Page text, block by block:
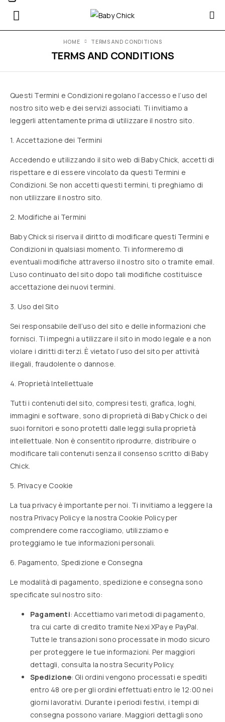
TERMS AND CONDITIONS
HOME TERMS AND CONDITIONS
Questi Termini e Condizioni regolano l’accesso e l’uso del
nostro sito web e dei servizi associati. Ti invitiamo a
leggerli attentamente prima di utilizzare il nostro sito.
1. Accettazione dei Termini
Accedendo e utilizzando il sito web di Baby Chick, accetti di
rispettare e di essere vincolato da questi Termini e
Condizioni. Se non accetti questi termini, ti preghiamo di
non utilizzare il nostro sito.
2. Modifiche ai Termini
Baby Chick si riserva il diritto di modificare questi Termini e
Condizioni in qualsiasi momento. Ti informeremo di
eventuali modifiche attraverso il nostro sito o tramite email.
L’uso continuato del sito dopo tali modifiche costituisce
accettazione dei nuovi termini.
3. Uso del Sito
Sei responsabile dell’uso del sito e delle informazioni che
fornisci. Ti impegni a utilizzare il sito in modo legale e a non
violare i diritti di terzi. È vietato l’uso del sito per attività
illegali, fraudolente o dannose.
4. Proprietà Intellettuale
Tutti i contenuti del sito, compresi testi, grafica, loghi,
immagini e software, sono di proprietà di Baby Chick o dei
suoi fornitori e sono protetti dalle leggi sulla proprietà
intellettuale. Non è consentito riprodurre, distribuire o
modificare tali contenuti senza il consenso scritto di Baby
Chick.
5. Privacy e Cookie
La tua privacy è importante per noi. Ti invitiamo a leggere la
nostraPrivacy Policye la nostra Cookie Policyper
comprendere come raccogliamo, utilizziamo e
proteggiamo le tue informazioni personali.
6. Pagamento, Spedizione e Consegna
Le modalità di pagamento, spedizione e consegna sono
specificate sul nostro sito:
Pagamenti: Accettiamo vari metodi di pagamento,
tra cui carte di credito tramite Nexi XPay e PayPal.
Tutte le transazioni sono processate in modo sicuro
per proteggere le tue informazioni. Per maggiori
dettagli, consulta la nostraSecurity Policy.
Spedizione: Gli ordini vengono processati e spediti
entro 48 ore per gli ordini effettuati entro le 12:00 nei
giorni lavorativi. Durante i periodi festivi, i tempi di
consegna possono variare. Maggiori dettagli sono